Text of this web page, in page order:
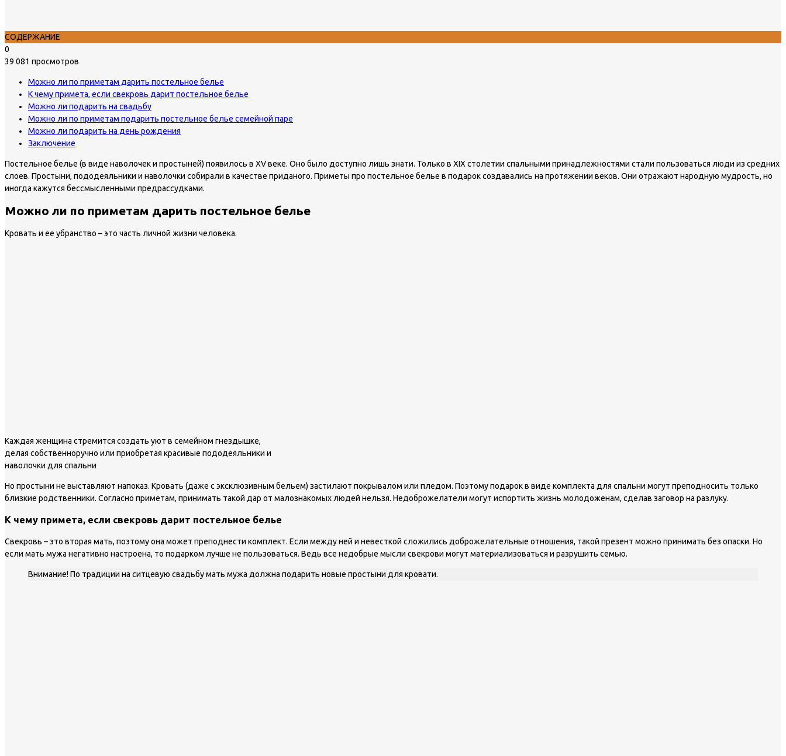
СОДЕРЖАНИЕ
0
39 081 просмотров
Можно ли по приметам дарить постельное белье
К чему примета, если свекровь дарит постельное белье
Можно ли подарить на свадьбу
Можно ли по приметам подарить постельное белье семейной паре
Можно ли подарить на день рождения
Заключение
Постельное белье (в виде наволочек и простыней) появилось в XV веке. Оно было доступно лишь знати. Только в XIX столетии спальными принадлежностями стали пользоваться люди из средних
слоев. Простыни, пододеяльники и наволочки собирали в качестве приданого. Приметы про постельное белье в подарок создавались на протяжении веков. Они отражают народную мудрость, но
иногда кажутся бессмысленными предрассудками.
Можно ли по приметам дарить постельное белье
Кровать и ее убранство – это часть личной жизни человека.
Каждая женщина стремится создать уют в семейном гнездышке,
делая собственноручно или приобретая красивые пододеяльники и
наволочки для спальни
Но простыни не выставляют напоказ. Кровать (даже с эксклюзивным бельем) застилают покрывалом или пледом. Поэтому подарок в виде комплекта для спальни могут преподносить только
близкие родственники. Согласно приметам, принимать такой дар от малознакомых людей нельзя. Недоброжелатели могут испортить жизнь молодоженам, сделав заговор на разлуку.
К чему примета, если свекровь дарит постельное белье
Свекровь – это вторая мать, поэтому она может преподнести комплект. Если между ней и невесткой сложились доброжелательные отношения, такой презент можно принимать без опаски. Но
если мать мужа негативно настроена, то подарком лучше не пользоваться. Ведь все недобрые мысли свекрови могут материализоваться и разрушить семью.
Внимание! По традиции на ситцевую свадьбу мать мужа должна подарить новые простыни для кровати.